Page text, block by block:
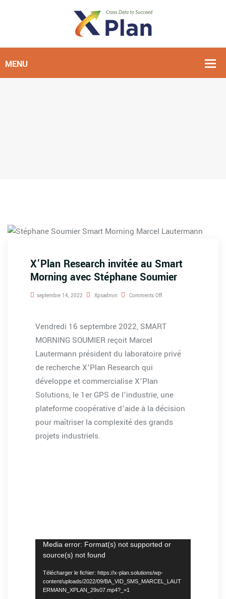
X’Plan Research invitée au Smart
Morning avec Stéphane Soumier
septembre 14, 2022 Xpsadmin Comments Off
Vendredi 16 septembre 2022, SMART
MORNING SOUMIER reçoit Marcel
Lautermann président du laboratoire privé
de recherche X’Plan Research qui
développe et commercialise X’Plan
Solutions, le 1er GPS de l’industrie, une
plateforme coopérative d’aide à la décision
pour maîtriser la complexité des grands
projets industriels.
Lecteur
vidéo
Media error: Format(s) not supported or
source(s) not found
Télécharger le fichier: https://x-plan.solutions/wp-
content/uploads/2022/09/BA_VID_SMS_MARCEL_LAUT
ERMANN_XPLAN_29s07.mp4?_=1